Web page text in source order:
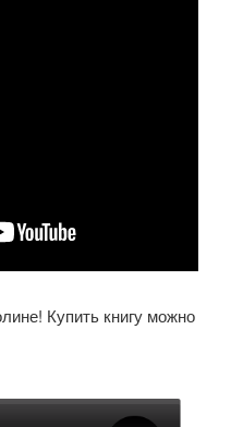
Купить книгу можно